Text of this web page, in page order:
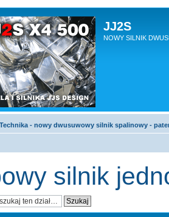
JJ2S
NOWY SILNIK
Technika - nowy dwusuwowy silnik spalinowy -
silnik